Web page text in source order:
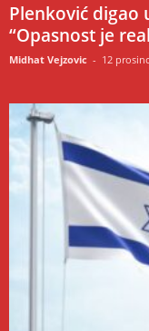
Plenković digao
“Opasnost je
Midhat Vejzovic - 12